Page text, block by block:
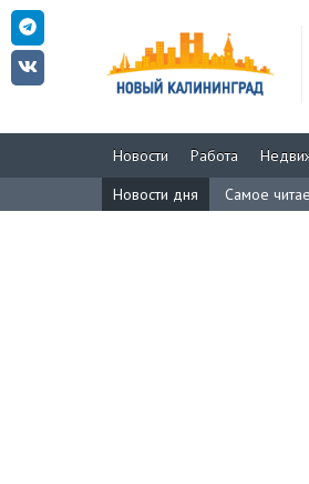
Новости Работа
Новости дня
Самое